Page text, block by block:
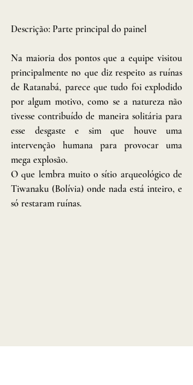
Descrição: Parte principal do painel
Na maioria dos pontos que a equipe visitou
principalmente no que diz respeito as ruínas
de Ratanabá, parece que tudo foi explodido
por algum motivo, como se a natureza não
tivesse contribuído de maneira solitária para
esse desgaste e sim que houve uma
intervenção humana para provocar uma
mega explosão.
O que lembra muito o sítio arqueológico de
Tiwanaku (Bolívia) onde nada está inteiro, e
só restaram ruínas.